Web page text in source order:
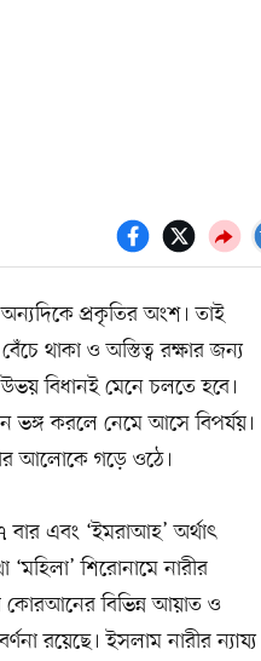
প্রকৃতির অংশ। তাই
থাকা ও অস্তিত্ব রক্ষার জন্য
বিধানই মেনে চলতে হবে।
ভঙ্গ করলে নেমে আসে বিপর্যয়।
আলোকে গড়ে ওঠে।
বার এবং ‘ইমরাআহ’ অর্থাৎ
‘মহিলা’ শিরোনামে নারীর
কোরআনের বিভিন্ন আয়াত ও
রয়েছে। ইসলাম নারীর ন্যায্য